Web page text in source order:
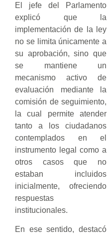
El jefe del Parlamento
explicó que la
implementación de la ley
no se limita únicamente a
su aprobación, sino que
se mantiene un
mecanismo activo de
evaluación mediante la
comisión de seguimiento,
la cual permite atender
tanto a los ciudadanos
contemplados en el
instrumento legal como a
otros casos que no
estaban incluidos
inicialmente, ofreciendo
respuestas
institucionales.
En ese sentido, destacó